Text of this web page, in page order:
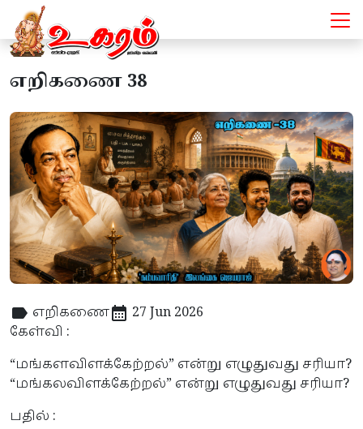
எறிகணை 38
எறிகணை
27 Jun 2026
கேள்வி :
“மங்களவிளக்கேற்றல்” என்று எழுதுவது சரியா?
“மங்கலவிளக்கேற்றல்” என்று எழுதுவது சரியா?
பதில் :